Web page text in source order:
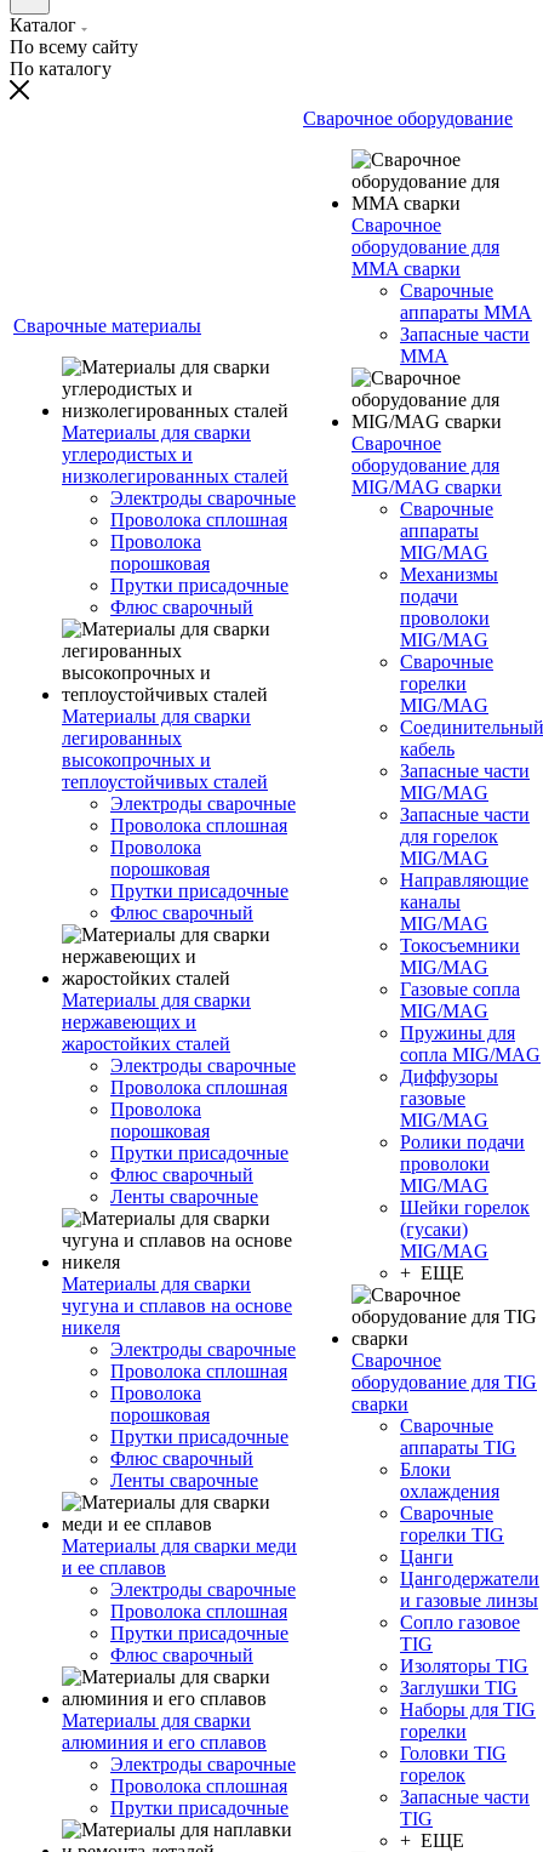
Каталог
По всему сайту
По каталогу
Сварочные материалы
Материалы для сварки
углеродистых и
низколегированных сталей
Электроды сварочные
Проволока сплошная
Проволока
порошковая
Прутки присадочные
Флюс сварочный
Материалы для сварки
легированных
высокопрочных и
теплоустойчивых сталей
Электроды сварочные
Проволока сплошная
Проволока
порошковая
Прутки присадочные
Флюс сварочный
Материалы для сварки
нержавеющих и
жаростойких сталей
Электроды сварочные
Проволока сплошная
Проволока
порошковая
Прутки присадочные
Флюс сварочный
Ленты сварочные
Материалы для сварки
чугуна и сплавов на основе
никеля
Электроды сварочные
Проволока сплошная
Проволока
порошковая
Прутки присадочные
Флюс сварочный
Ленты сварочные
Материалы для сварки меди
и ее сплавов
Электроды сварочные
Проволока сплошная
Прутки присадочные
Флюс сварочный
Материалы для сварки
алюминия и его сплавов
Электроды сварочные
Проволока сплошная
Прутки присадочные
Сварочное оборудование
Сварочное
оборудование для
MMA сварки
Сварочные
аппараты MMA
Запасные части
MMA
Сварочное
оборудование для
MIG/MAG сварки
Сварочные
аппараты
MIG/MAG
Механизмы
подачи
проволоки
MIG/MAG
Сварочные
горелки
MIG/MAG
Соединительный
кабель
Запасные части
MIG/MAG
Запасные части
для горелок
MIG/MAG
Направляющие
каналы
MIG/MAG
Токосъемники
MIG/MAG
Газовые сопла
MIG/MAG
Пружины для
сопла MIG/MAG
Диффузоры
газовые
MIG/MAG
Ролики подачи
проволоки
MIG/MAG
Шейки горелок
(гусаки)
MIG/MAG
+ ЕЩЕ
Сварочное
оборудование для TIG
сварки
Сварочные
аппараты TIG
Блоки
охлаждения
Сварочные
горелки TIG
Цанги
Цангодержатели
и газовые линзы
Сопло газовое
TIG
Изоляторы TIG
Заглушки TIG
Наборы для TIG
горелки
Головки TIG
горелок
Запасные части
TIG
+ ЕЩЕ